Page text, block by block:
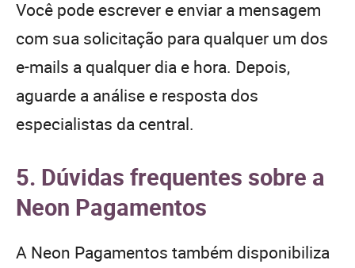
Você pode escrever e enviar a mensagem
com sua solicitação para qualquer um dos
e-mails a qualquer dia e hora. Depois,
aguarde a análise e resposta dos
especialistas da central.
5. Dúvidas frequentes sobre a
Neon Pagamentos
A Neon Pagamentos também disponibiliza